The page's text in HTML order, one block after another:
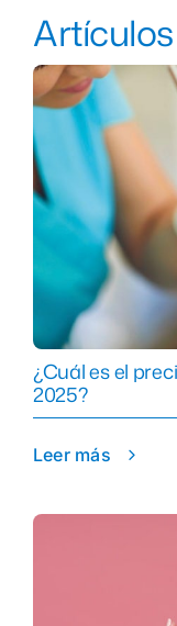
¿Cuál es el
2025?
Leer más